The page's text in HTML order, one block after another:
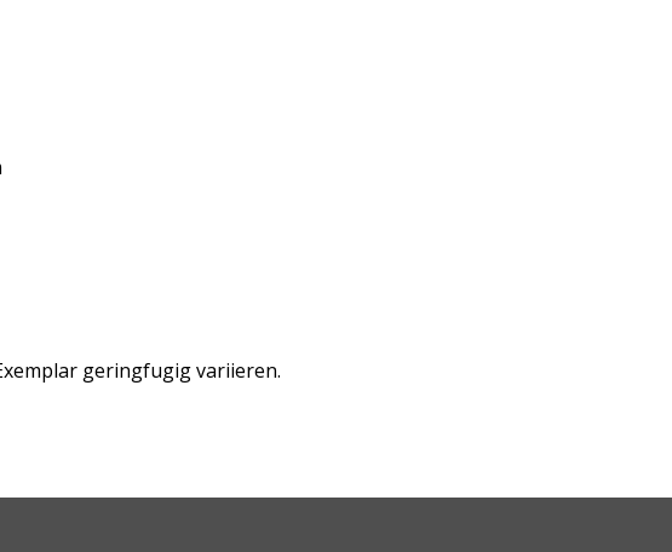
geringfugig variieren.